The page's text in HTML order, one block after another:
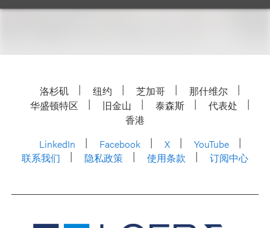
洛杉矶 纽约 芝加哥
那什维尔
华盛顿特区
旧金山 泰森斯
代表处
香港
LinkedIn
Facebook X
YouTube
联系我们
隐私政策 使用条款 订阅中心